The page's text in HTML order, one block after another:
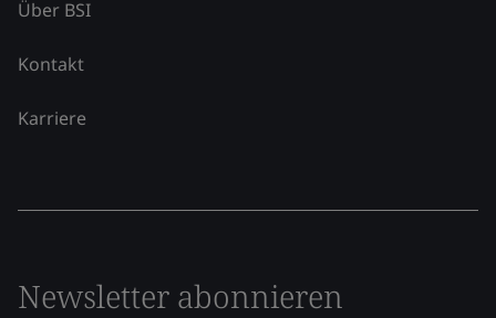
Über BSI
Kontakt
Karriere
Newsletter abonnieren